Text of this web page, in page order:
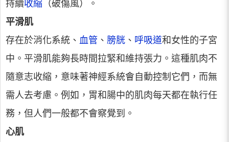
持續收縮 （破傷風）。
平滑肌
存在於消化系統、 血管 、 膀胱 、 呼吸道和女性的子宮
中。平滑肌能夠長時間拉緊和維持張力。這種肌肉不
隨意志收縮，意味著神經系統會自動控制它們，而無
需人去考慮。例如，胃和腸中的肌肉每天都在執行任
務，但人們一般都不會察覺到。
心肌